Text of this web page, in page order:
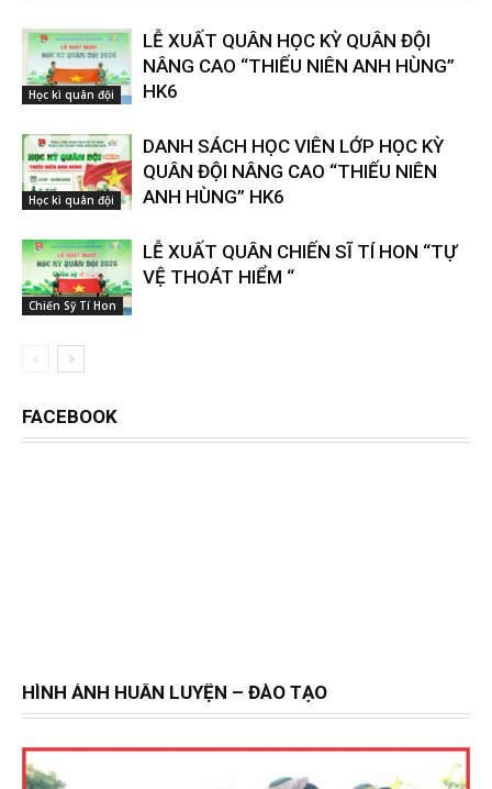
Học kì quân đội
LỄ XUẤT QUÂN HỌC KỲ QUÂN ĐỘI
NÂNG CAO “THIẾU NIÊN ANH HÙNG”
HK6
Học kì quân đội
DANH SÁCH HỌC VIÊN LỚP HỌC KỲ
QUÂN ĐỘI NÂNG CAO “THIẾU NIÊN
ANH HÙNG” HK6
Chiến Sỹ Tí Hon
LỄ XUẤT QUÂN CHIẾN SĨ TÍ HON “TỰ
VỆ THOÁT HIỂM “
FACEBOOK
HÌNH ẢNH HUẤN LUYỆN – ĐÀO TẠO